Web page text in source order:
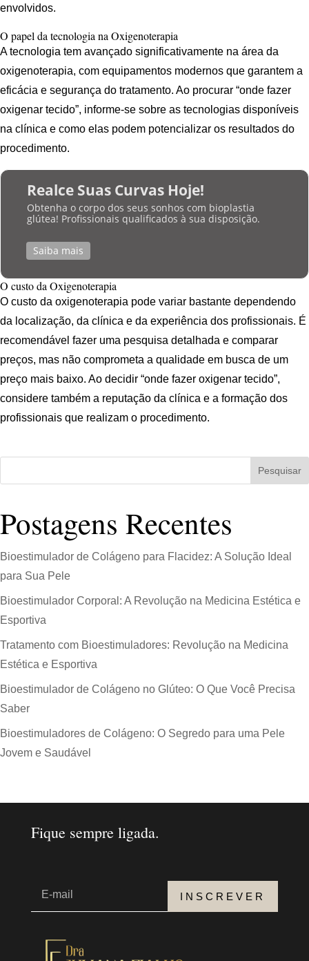
envolvidos.
O papel da tecnologia na Oxigenoterapia
A tecnologia tem avançado significativamente na área da
oxigenoterapia, com equipamentos modernos que garantem a
eficácia e segurança do tratamento. Ao procurar “onde fazer
oxigenar tecido”, informe-se sobre as tecnologias disponíveis
na clínica e como elas podem potencializar os resultados do
procedimento.
Realce Suas Curvas Hoje!
Obtenha o corpo dos seus sonhos com bioplastia
glútea! Profissionais qualificados à sua disposição.
Saiba mais
O custo da Oxigenoterapia
O custo da oxigenoterapia pode variar bastante dependendo
da localização, da clínica e da experiência dos profissionais. É
recomendável fazer uma pesquisa detalhada e comparar
preços, mas não comprometa a qualidade em busca de um
preço mais baixo. Ao decidir “onde fazer oxigenar tecido”,
considere também a reputação da clínica e a formação dos
profissionais que realizam o procedimento.
Pesquisar
Postagens Recentes
Bioestimulador de Colágeno para Flacidez: A Solução Ideal
para Sua Pele
Bioestimulador Corporal: A Revolução na Medicina Estética e
Esportiva
Tratamento com Bioestimuladores: Revolução na Medicina
Estética e Esportiva
Bioestimulador de Colágeno no Glúteo: O Que Você Precisa
Saber
Bioestimuladores de Colágeno: O Segredo para uma Pele
Jovem e Saudável
Fique sempre ligada.
INSCREVER